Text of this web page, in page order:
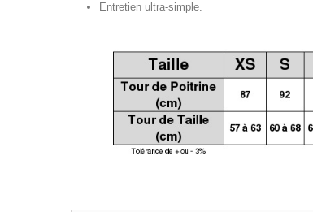
Entretien ultra-simple.